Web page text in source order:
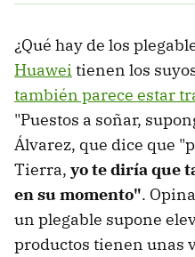
¿Qué hay de los
Huawei tienen los
también parece estar
"Puestos a soñar,
Álvarez, que dice que
Tierra, yo te diría que
en su momento".
un plegable supone
productos tienen unas